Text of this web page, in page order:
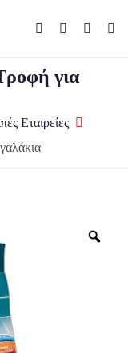
για
Εταιρείες